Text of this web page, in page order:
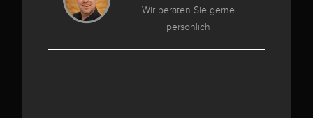
Wir beraten Sie gerne
persönlich